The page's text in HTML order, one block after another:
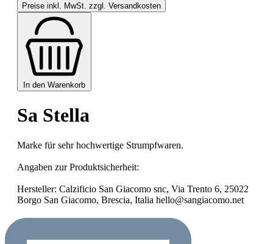
Preise inkl. MwSt. zzgl. Versandkosten
In den Warenkorb
Sa Stella
Marke für sehr hochwertige Strumpfwaren.
Angaben zur Produktsicherheit:
Hersteller: Calzificio San Giacomo snc, Via Trento 6, 25022
Borgo San Giacomo, Brescia, Italia hello@sangiacomo.net